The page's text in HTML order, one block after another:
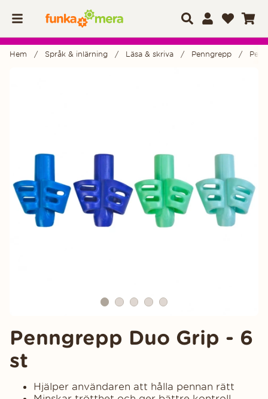
Hem Språk & inlärning Läsa & skriva Penngrepp
Penngrepp Duo Grip - 6
st
Hjälper användaren att hålla pennan rätt